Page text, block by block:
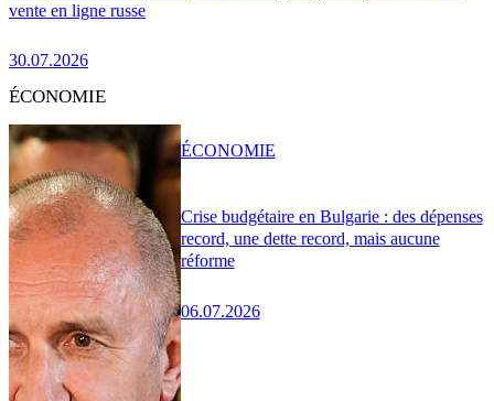
vente en ligne russe
30.07.2026
ÉCONOMIE
Crise budgétaire en Bulgarie : des dépenses
record, une dette record, mais aucune
réforme
06.07.2026
ÉCONOMIE